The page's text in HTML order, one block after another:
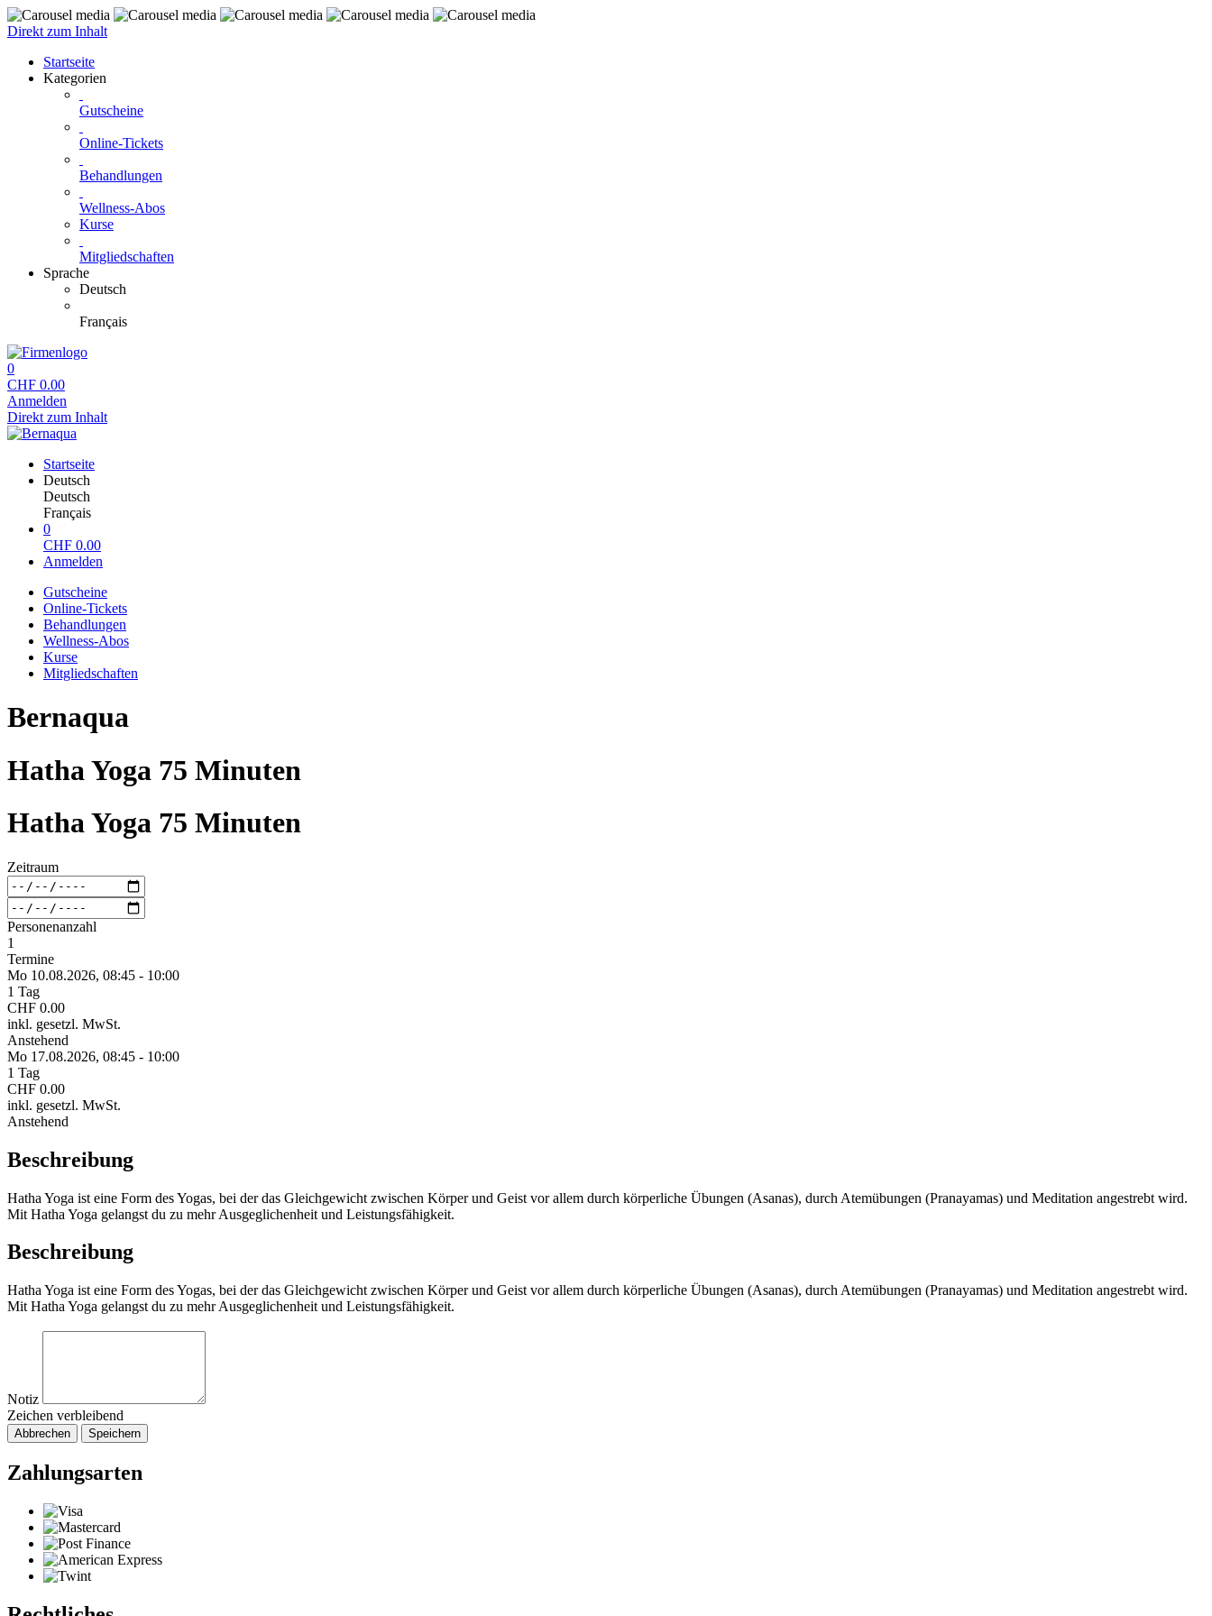
Direkt zum Inhalt
Startseite
Kategorien
Gutscheine
Online-Tickets
Behandlungen
Wellness-Abos
Kurse
Mitgliedschaften
Sprache
Deutsch
Français
0
CHF 0.00
Anmelden
Direkt zum Inhalt
Startseite
Deutsch
Deutsch
Français
0
CHF 0.00
Anmelden
Gutscheine
Online-Tickets
Behandlungen
Wellness-Abos
Kurse
Mitgliedschaften
Bernaqua
Hatha Yoga 75 Minuten
Hatha Yoga 75 Minuten
Zeitraum
Personenanzahl
1
Termine
Mo 10.08.2026, 08:45 - 10:00
1 Tag
CHF 0.00
inkl. gesetzl. MwSt.
Anstehend
Mo 17.08.2026, 08:45 - 10:00
1 Tag
CHF 0.00
inkl. gesetzl. MwSt.
Anstehend
Beschreibung
Hatha Yoga ist eine Form des Yogas, bei der das Gleichgewicht zwischen Körper und Geist vor allem durch körperliche Übungen (Asanas), durch Atemübungen (Pranayamas) und Meditation angestrebt wird.
Mit Hatha Yoga gelangst du zu mehr Ausgeglichenheit und Leistungsfähigkeit.
Beschreibung
Hatha Yoga ist eine Form des Yogas, bei der das Gleichgewicht zwischen Körper und Geist vor allem durch körperliche Übungen (Asanas), durch Atemübungen (Pranayamas) und Meditation angestrebt wird.
Mit Hatha Yoga gelangst du zu mehr Ausgeglichenheit und Leistungsfähigkeit.
Notiz
Zeichen verbleibend
Abbrechen Speichern
Zahlungsarten